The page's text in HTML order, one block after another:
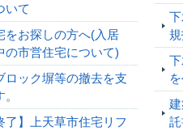
いて
をお探しの方へ(入居
の市営住宅について)
ロック塀等の撤去を支
了】上天草市住宅リフ